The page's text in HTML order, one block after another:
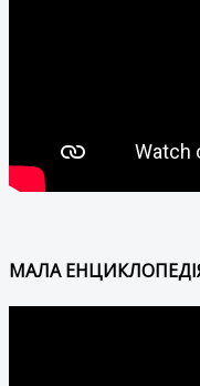
МАЛА